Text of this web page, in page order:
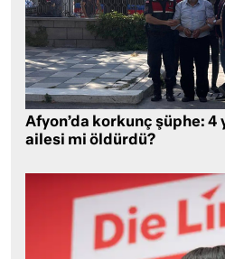
Afyon’da korkunç şüphe: 4
ailesi mi öldürdü?